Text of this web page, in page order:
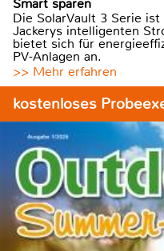
Smart sparen
Die SolarVault 3 Serie
Jackerys intelligenten
bietet sich für
PV-Anlagen an.
>> Mehr erfahren
kostenloses